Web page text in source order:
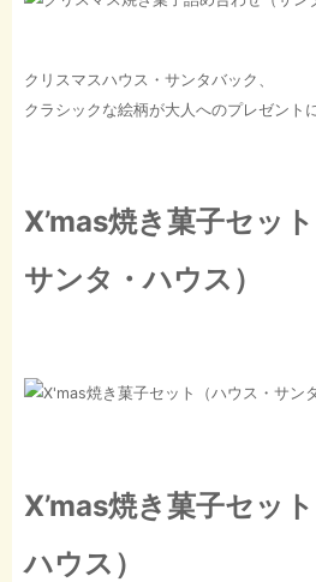
クリスマスハウス・サンタバック、
クラシックな絵柄が大人へのプレゼント
X’mas焼き菓子セッ
サンタ・ハウス）
X’mas焼き菓子セッ
ハウス）